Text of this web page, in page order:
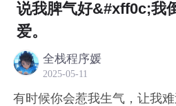
说我脾气好&#xff0c;我
爱。
全栈程序媛
2025-05-11
有时候你会惹我生气，让我